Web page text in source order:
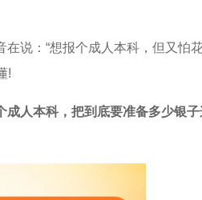
说：“想报个成人本科，但又怕
!
成人本科，把到底要准备多少银